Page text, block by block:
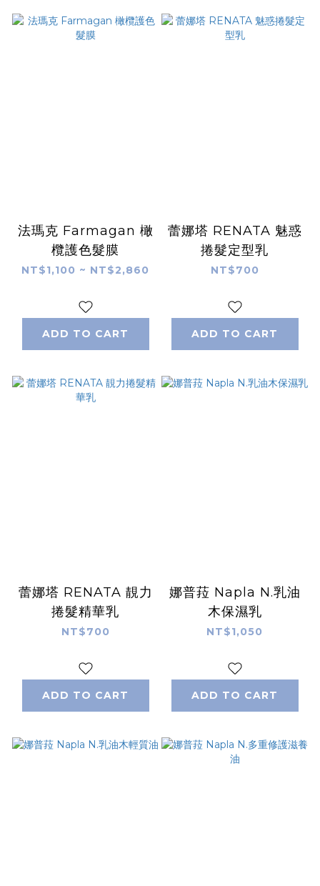
法瑪克 Farmagan 橄
欖護色髮膜
NT$1,100 ~ NT$2,860
ADD TO CART
蕾娜塔 RENATA 魅惑
捲髮定型乳
NT$700
ADD TO CART
蕾娜塔 RENATA 靚力
捲髮精華乳
NT$700
ADD TO CART
娜普菈 Napla N.乳油
木保濕乳
NT$1,050
ADD TO CART